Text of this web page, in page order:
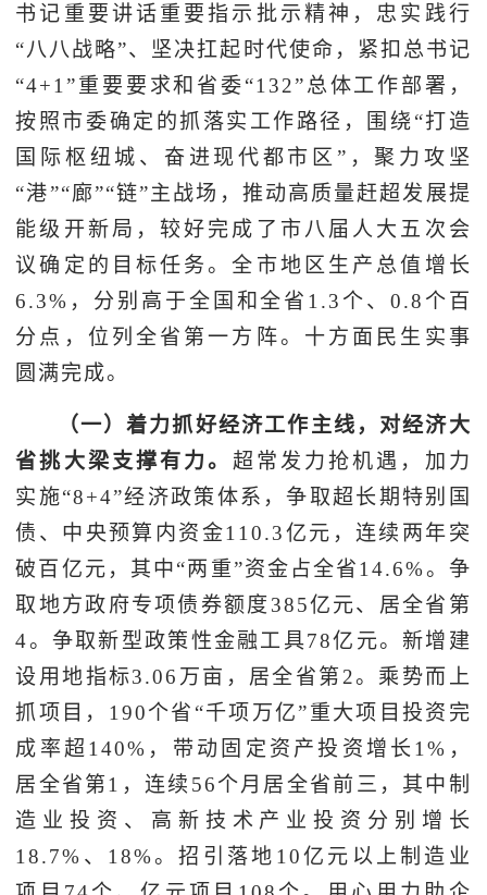
书记重要讲话重要指示批示精神，忠实践行
“八八战略”、坚决扛起时代使命，紧扣总书记
“4+1”重要要求和省委“132”总体工作部署，
按照市委确定的抓落实工作路径，围绕“打造
国际枢纽城、奋进现代都市区”，聚力攻坚
“港”“廊”“链”主战场，推动高质量赶超发展提
能级开新局，较好完成了市八届人大五次会
议确定的目标任务。全市地区生产总值增长
6.3%，分别高于全国和全省1.3个、0.8个百
分点，位列全省第一方阵。十方面民生实事
圆满完成。
（一）着力抓好经济工作主线，对经济大
省挑大梁支撑有力。 超常发力抢机遇，加力
实施“8+4”经济政策体系，争取超长期特别国
债、中央预算内资金110.3亿元，连续两年突
破百亿元，其中“两重”资金占全省14.6%。争
取地方政府专项债券额度385亿元、居全省第
4。争取新型政策性金融工具78亿元。新增建
设用地指标3.06万亩，居全省第2。乘势而上
抓项目，190个省“千项万亿”重大项目投资完
成率超140%，带动固定资产投资增长1%，
居全省第1，连续56个月居全省前三，其中制
造业投资、高新技术产业投资分别增长
18.7%、18%。招引落地10亿元以上制造业